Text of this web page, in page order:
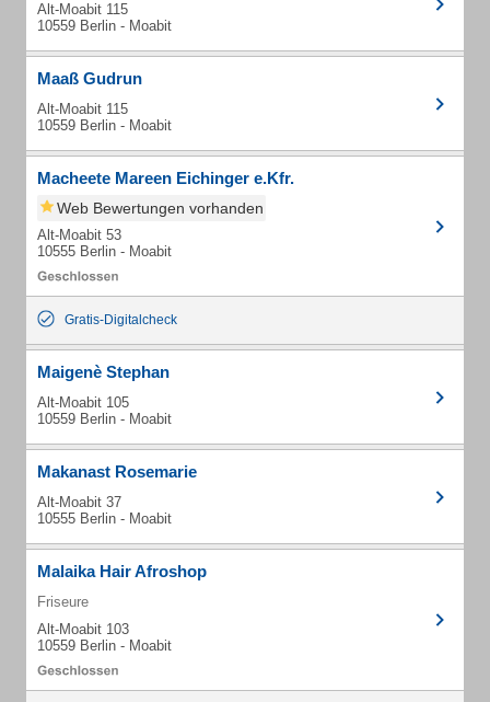
Alt-Moabit 115
10559 Berlin - Moabit
Maaß Gudrun
Alt-Moabit 115
10559 Berlin - Moabit
Macheete Mareen Eichinger e.Kfr.
Web Bewertungen vorhanden
Alt-Moabit 53
10555 Berlin - Moabit
Gratis-Digitalcheck
Maigenè Stephan
Alt-Moabit 105
10559 Berlin - Moabit
Makanast Rosemarie
Alt-Moabit 37
10555 Berlin - Moabit
Malaika Hair Afroshop
Friseure
Alt-Moabit 103
10559 Berlin - Moabit